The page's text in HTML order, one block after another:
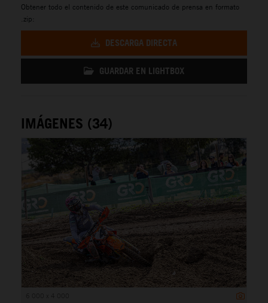
Obtener todo el contenido de este comunicado de prensa en formato
.zip:
DESCARGA DIRECTA
GUARDAR EN LIGHTBOX
IMÁGENES (34)